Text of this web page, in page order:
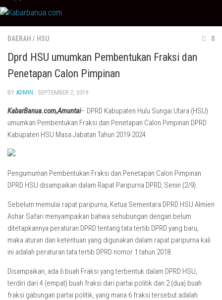
Skip
to
content
DAERAH / HSU 0
Dprd HSU umumkan Pembentukan Fraksi dan
Penetapan Calon Pimpinan
BY ADMIN · SEPTEMBER 2, 2019
KabarBanua.com,Amuntai– DPRD Kabupaten Hulu Sungai Utara (HSU)
umumkan Pembentukan Fraksi dan Penetapan Calon Pimpinan DPRD
Kabupaten HSU Masa Jabatan Tahun 2019-2024.
Pengumuman Pembentukan Fraksi dan Penetapan Calon Pimpinan
DPRD HSU disampaikan dalam Rapat Paripurna DPRD, Senin (2/9).
Sebelum memulai rapat paripurna, Ketua Sementara DPRD HSU Almien
Ashar Safari menyampaikan bahwa sehubungan dengan belum
ditetapkannya peraturan DPRD tentang tata tertib DPRD yang baru,
maka aturan dan ketentuan yang digunakan dalam rapat paripurna kali
ini adalah peraturan tata tertib DPRD nomor 1 tahun 2018.
Disampaikan, ada 6 buah Fraksi yang terbentuk dalam DPRD HSU,
terdiri dari 4 (empat) buah fraksi dari partai politik dan 2 (dua) buah
fraksi gabungan partai politik, yang mana 6 fraksi tersebut adalah